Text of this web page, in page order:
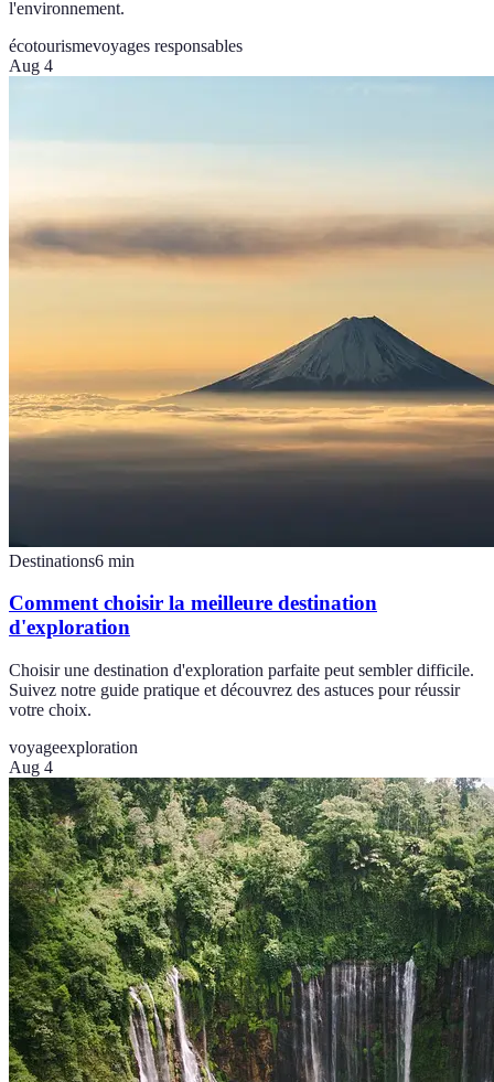
l'environnement.
écotourismevoyages responsables
Aug 4
Destinations6 min
Comment choisir la meilleure destination
d'exploration
Choisir une destination d'exploration parfaite peut sembler difficile.
Suivez notre guide pratique et découvrez des astuces pour réussir
votre choix.
voyageexploration
Aug 4